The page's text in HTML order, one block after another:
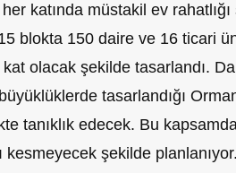
katında müstakil ev
blokta 150 daire ve 16 ticari
olacak şekilde tasarlandı.
tasarlandığı
tanıklık edecek. Bu
kesmeyecek şekilde